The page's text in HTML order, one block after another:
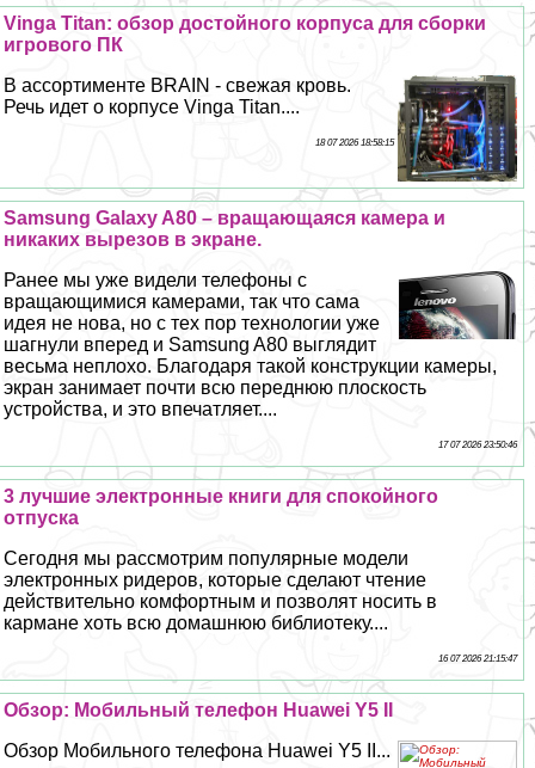
Vinga Titan: обзор достойного корпуса для сборки
игрового ПК
В ассортименте BRAIN - свежая кровь.
Речь идет о корпусе Vinga Titan....
18 07 2026 18:58:15
Samsung Galaxy A80 – вращающаяся камера и
никаких вырезов в экране.
Ранее мы уже видели телефоны с
вращающимися камерами, так что сама
идея не нова, но с тех пор технологии уже
шагнули вперед и Samsung A80 выглядит
весьма неплохо. Благодаря такой конструкции камеры,
экран занимает почти всю переднюю плоскость
устройства, и это впечатляет....
17 07 2026 23:50:46
3 лучшие электронные книги для спокойного
отпуска
Сегодня мы рассмотрим популярные модели
электронных ридеров, которые сделают чтение
действительно комфортным и позволят носить в
кармане хоть всю домашнюю библиотеку....
16 07 2026 21:15:47
Обзор: Мобильный телефон Huawei Y5 II
Обзор Мобильного телефона Huawei Y5 II...